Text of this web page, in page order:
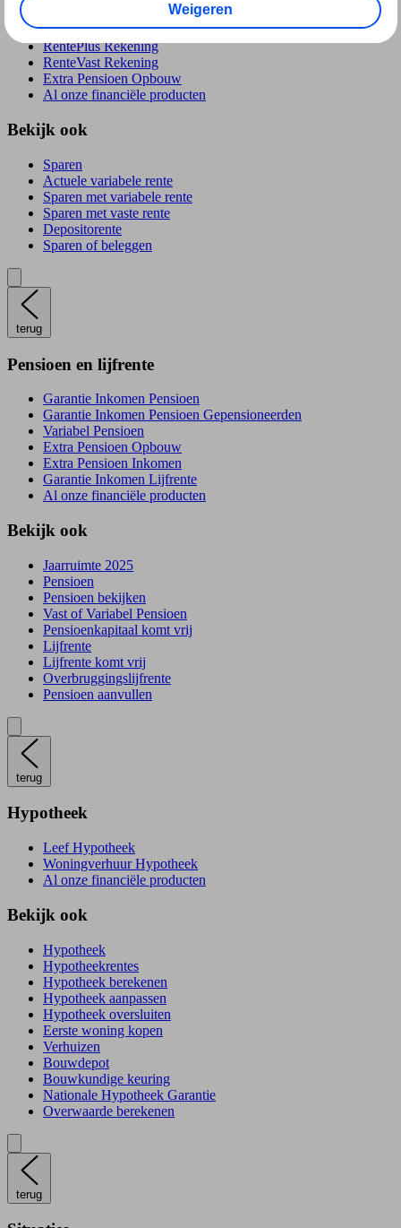
Sparen
RentePlús Rekening
RenteVast Rekening
Extra Pensioen Opbouw
Al onze financiële producten
Bekijk ook
Sparen
Actuele variabele rente
Sparen met variabele rente
Sparen met vaste rente
Depositorente
Sparen of beleggen
terug
Pensioen en lijfrente
Garantie Inkomen Pensioen
Garantie Inkomen Pensioen Gepensioneerden
Variabel Pensioen
Extra Pensioen Opbouw
Extra Pensioen Inkomen
Garantie Inkomen Lijfrente
Al onze financiële producten
Bekijk ook
Jaarruimte 2025
Pensioen
Pensioen bekijken
Vast of Variabel Pensioen
Pensioenkapitaal komt vrij
Lijfrente
Lijfrente komt vrij
Overbruggingslijfrente
Pensioen aanvullen
terug
Hypotheek
Leef Hypotheek
Woningverhuur Hypotheek
Al onze financiële producten
Bekijk ook
Hypotheek
Hypotheekrentes
Hypotheek berekenen
Hypotheek aanpassen
Hypotheek oversluiten
Eerste woning kopen
Verhuizen
Bouwdepot
Bouwkundige keuring
Nationale Hypotheek Garantie
Overwaarde berekenen
terug
Weigeren